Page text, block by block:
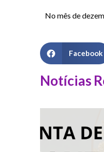
No mês de
Facebook
Notícias